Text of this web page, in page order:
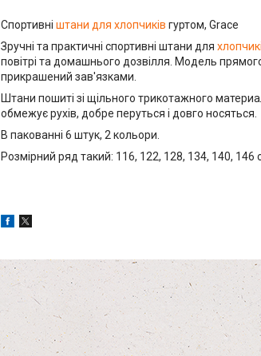
Спортивні штани для хлопчиків гуртом, Grace
Зручні та практичні спортивні штани для
повітрі та домашнього дозвілля. Модель
прикрашений зав'язками.
Штани пошиті зі щільного трикотажного
обмежує рухів, добре перуться і довго носяться.
В пакованні 6 штук, 2 кольори.
Розмірний ряд такий: 116, 122, 128, 134, 140, 146